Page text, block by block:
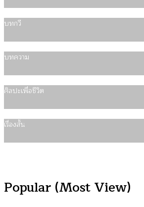
บทกวี
บทความ
ศิลปะเพื่อชีวิต
เรื่องสั้น
Popular (Most View)